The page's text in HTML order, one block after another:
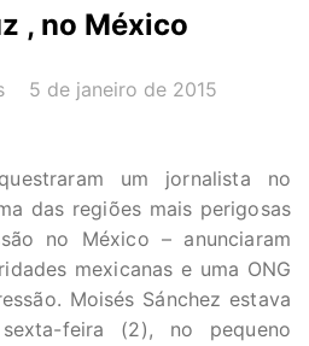
, no México
DATA:
5 de janeiro de 2015
um jornalista no
das regiões mais perigosas
no México – anunciaram
mexicanas e uma ONG
Moisés Sánchez estava
feira (2), no pequeno